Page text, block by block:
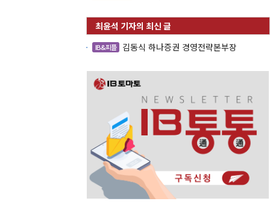
IB&피플 김동식 하나증권 경영전략본부장